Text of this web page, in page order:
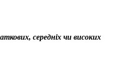
середніх чи високих